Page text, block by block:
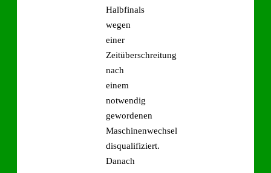
Halbfinals
wegen
einer
Zeitüberschreitung
nach
einem
notwendig
gewordenen
Maschinenwechsel
disqualifiziert.
Danach